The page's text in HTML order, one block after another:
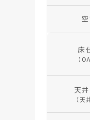
床
（
天
（天